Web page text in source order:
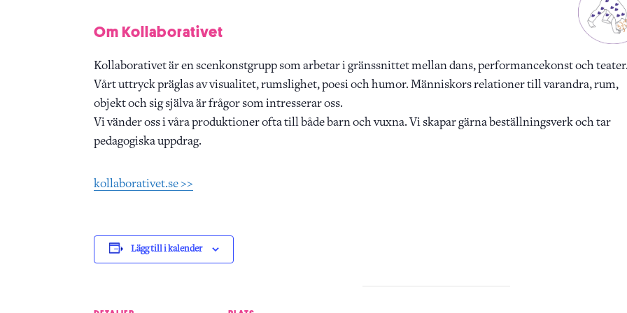
Om Kollaborativet
Kollaborativet är en scenkonstgrupp som arbetar i gränssnittet mellan dans, performancekonst och
Vårt uttryck präglas av visualitet, rumslighet, poesi och humor. Människors relationer till varandra, rum,
objekt och sig själva är frågor som intresserar oss.
Vi vänder oss i våra produktioner ofta till både barn och vuxna. Vi skapar gärna beställningsverk och tar
pedagogiska uppdrag.
kollaborativet.se >>
Lägg till i kalender